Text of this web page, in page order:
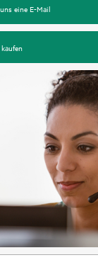
eine E-Mail